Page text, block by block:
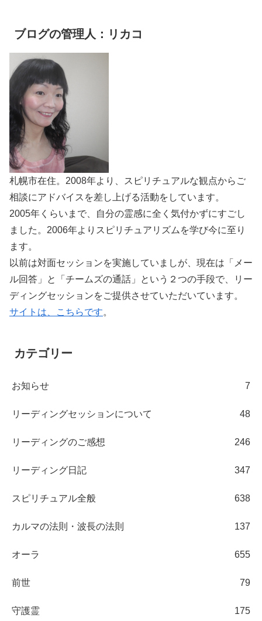
ブログの管理人：リカコ
札幌市在住。2008年より、スピリチュアルな観点からご
相談にアドバイスを差し上げる活動をしています。
2005年くらいまで、自分の霊感に全く気付かずにすごし
ました。2006年よりスピリチュアリズムを学び今に至り
ます。
以前は対面セッションを実施していましが、現在は「メー
ル回答」と「チームズの通話」という２つの手段で、リー
ディングセッションをご提供させていただいています。
サイトは、こちらです。
カテゴリー
お知らせ 7
リーディングセッションについて 48
リーディングのご感想 246
リーディング日記 347
スピリチュアル全般 638
カルマの法則・波長の法則 137
オーラ 655
前世 79
守護霊 175